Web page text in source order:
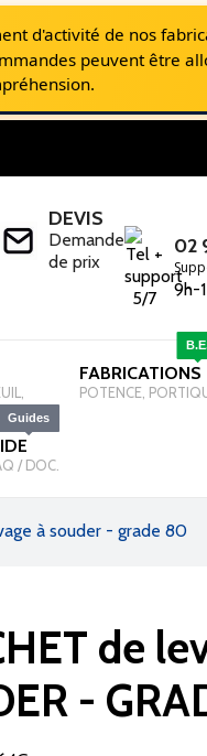
d'activité de nos
peuvent être
DEVIS
Demande
de prix
02
9h-
FABRICATIONS
POTENCE,
Guides
/ DOC.
à souder - grade 80
de
-